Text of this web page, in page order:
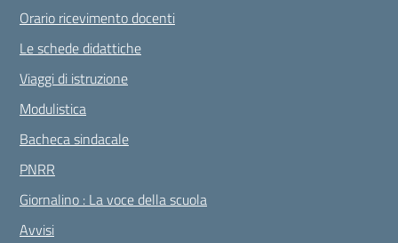
Orario ricevimento docenti
Le schede didattiche
Viaggi di istruzione
Modulistica
Bacheca sindacale
PNRR
Giornalino : La voce della scuola
Avvisi